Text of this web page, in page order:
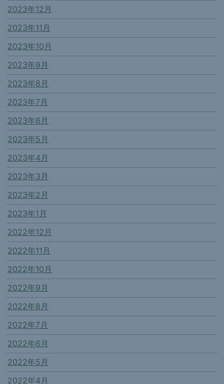
2023年12月
2023年11月
2023年10月
2023年9月
2023年8月
2023年7月
2023年6月
2023年5月
2023年4月
2023年3月
2023年2月
2023年1月
2022年12月
2022年11月
2022年10月
2022年9月
2022年8月
2022年7月
2022年6月
2022年5月
2022年4月